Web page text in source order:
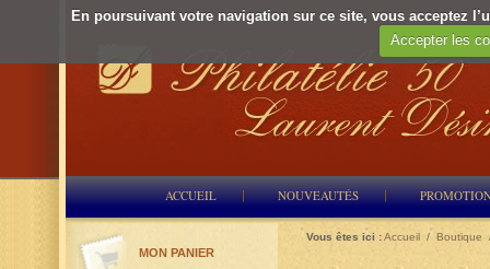
En poursuivant votre navigation sur ce site, vous acceptez
Accepter les
ACCUEIL NOUVEAUTÉS
Vous êtes ici :Accueil / Boutique
MON PANIER